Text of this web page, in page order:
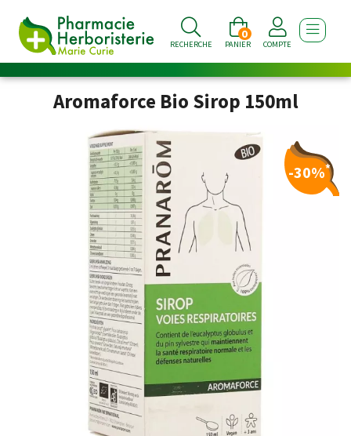
RECHERCHE PANIER
0
COMPTE
Aromaforce Bio Sirop 150ml
-30%*